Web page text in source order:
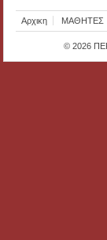
Αρχικη ΜΑΘΗΤΕΣ
© 2026